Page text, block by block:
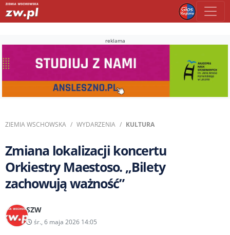
reklama
ZIEMIA WSCHOWSKA WYDARZENIA KULTURA
Zmiana lokalizacji koncertu
Orkiestry Maestoso. „Bilety
zachowują ważność”
SZW
śr., 6 maja 2026 14:05